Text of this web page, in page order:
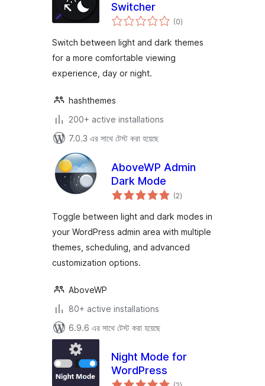
Switcher
(0total
ratings
)
Switch between light and dark themes
for a more comfortable viewing
experience, day or night.
hashthemes
200+ active installations
7.0.3 এর সাথে টেস্ট করা হয়েছে
AboveWP Admin
Dark Mode
(2total
ratings
)
Toggle between light and dark modes in
your WordPress admin area with multiple
themes, scheduling, and advanced
customization options.
AboveWP
80+ active installations
6.9.6 এর সাথে টেস্ট করা হয়েছে
Night Mode for
WordPress
total